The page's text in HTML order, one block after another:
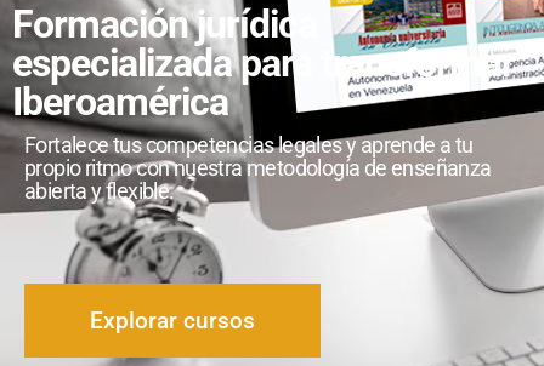
Formación jurídica
especializada para transformar
Iberoamérica
Fortalece tus competencias legales y aprende a tu
propio ritmo con nuestra metodología de enseñanza
abierta y flexible.
Explorar cursos